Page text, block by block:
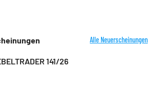
Alle Neuerscheinungen
141/26